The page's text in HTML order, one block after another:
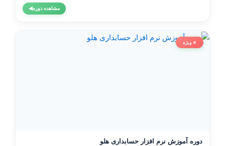
مشاهده دوره◀
⭐ ویژه
دوره آموزش نرم افزار حسابداری هلو